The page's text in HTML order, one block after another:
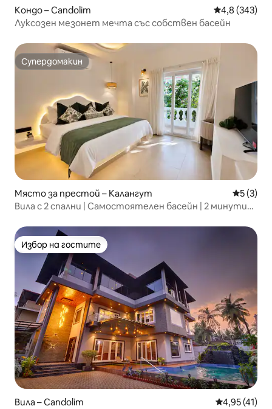
Кондо – Candolim Средна
4,8 (343)
Луксозен мезонет мечта със собствен басейн
Супердомакин
Супердомакин
Място за престой – Калангут Средна
5 (3)
Вила с 2 спални | Самостоятелен басейн | 2 минути
Избор на гостите
Избор на гостите
Вила – Candolim Средна
4,95 (41)